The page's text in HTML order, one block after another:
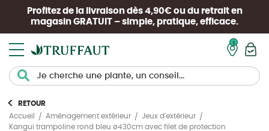
Profitez de la livraison dès 4,90€ ou du retrait en
magasin GRATUIT – simple, pratique, efficace.
RETOUR
Accueil
Aménagement extérieur
Jeux d'extérieur
Kangui trampoline rond bleu ø430cm avec filet de protection